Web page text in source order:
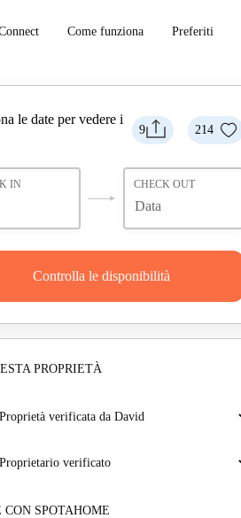
Come funziona Preferiti
9 214
le date per vedere i
IN CHECK OUT
Controlla le disponibilità
PROPRIETÀ
proprietà verificata da David
di ricevere esattamente quello che vedi
Proprietario verificato
informazioni su questo locatore
CON SPOTAHOME